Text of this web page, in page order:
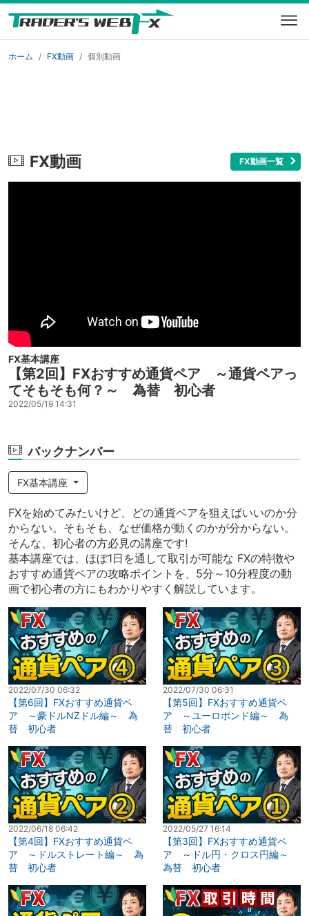
ホーム FX動画 個別動画
FX動画 FX動画一覧
FX基本講座
【第2回】FXおすすめ通貨ペア ～通貨ペアっ
てそもそも何？～ 為替 初心者
2022/05/19 14:31
バックナンバー
FX基本講座
FXを始めてみたいけど、どの通貨ペアを狙えばいいのか分
からない。そもそも、なぜ価格が動くのかが分からない。
そんな、初心者の方必見の講座です!
基本講座では、ほぼ1日を通して取引が可能な FXの特徴や
おすすめ通貨ペアの攻略ポイントを、5分～10分程度の動
画で初心者の方にもわかりやすく解説しています。
2022/07/30 06:32
【第6回】FXおすすめ通貨ペ
ア ～豪ドルNZドル編～ 為
替 初心者
2022/07/30 06:31
【第5回】FXおすすめ通貨ペ
ア ～ユーロポンド編～ 為
替 初心者
2022/06/18 06:42
【第4回】FXおすすめ通貨ペ
ア ～ドルストレート編～ 為
替 初心者
2022/05/27 16:14
【第3回】FXおすすめ通貨ペ
ア ～ドル円・クロス円編～
為替 初心者